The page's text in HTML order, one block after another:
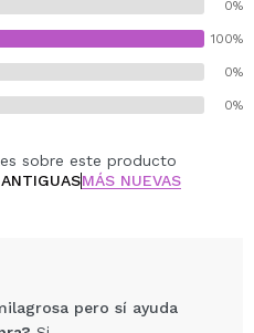
naturales de rosa
de damasco y Ylang-
0%
100%
0%
0%
sobre este producto
MÁS NUEVAS
pero sí ayuda